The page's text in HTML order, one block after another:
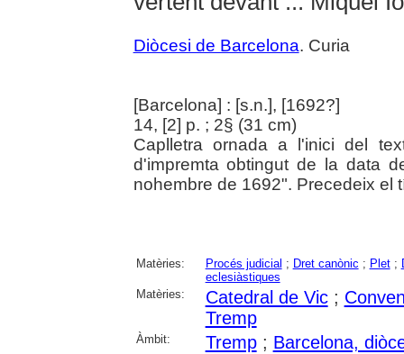
Diòcesi de Barcelona. Curia
[Barcelona] : [s.n.], [1692?]
14, [2] p. ; 2§ (31 cm)
Caplletra ornada a l'inici del
d'impremta obtingut de la data
nohembre de 1692". Precedeix el
Matèries: Procés judicial ; Dret canònic ; Plet;
eclesiàstiques
Matèries:
Catedral de Vic;
Tremp
Àmbit: Tremp; Barcelona,